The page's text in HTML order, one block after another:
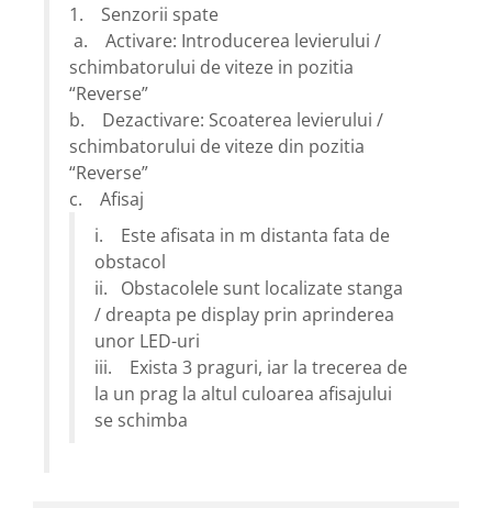
1. Senzorii spate
a. Activare: Introducerea levierului /
schimbatorului de viteze in pozitia
“Reverse”
b. Dezactivare: Scoaterea levierului /
schimbatorului de viteze din pozitia
“Reverse”
c. Afisaj
i. Este afisata in m distanta fata de
obstacol
ii. Obstacolele sunt localizate stanga
/ dreapta pe display prin aprinderea
unor LED-uri
iii. Exista 3 praguri, iar la trecerea de
la un prag la altul culoarea afisajului
se schimba